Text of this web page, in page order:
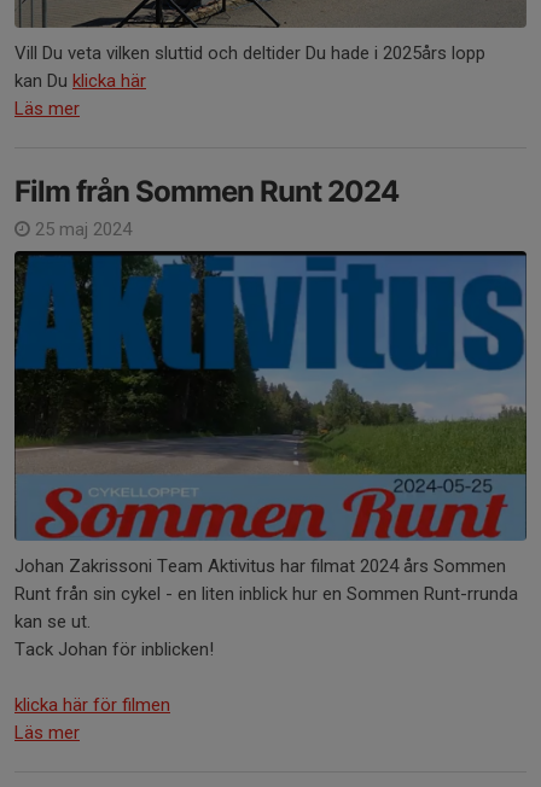
Vill Du veta vilken sluttid och deltider Du hade i 2025års lopp
kan Du klicka här
Läs mer
Film från Sommen Runt 2024
25 maj 2024
Johan Zakrissoni Team Aktivitus har filmat 2024 års Sommen
Runt från sin cykel - en liten inblick hur en Sommen Runt-rrunda
kan se ut.
Tack Johan för inblicken!
klicka här för filmen
Läs mer